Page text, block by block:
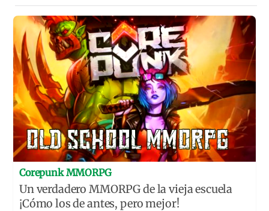
Corepunk MMORPG
Un verdadero MMORPG de la vieja escuela
¡Cómo los de antes, pero mejor!